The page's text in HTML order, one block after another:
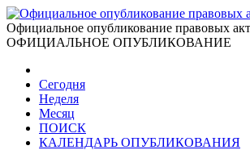
Официальное опубликование правовых
ОФИЦИАЛЬНОЕ ОПУБЛИКОВАНИЕ
Сегодня
Неделя
Месяц
ПОИСК
КАЛЕНДАРЬ ОПУБЛИКОВАНИЯ